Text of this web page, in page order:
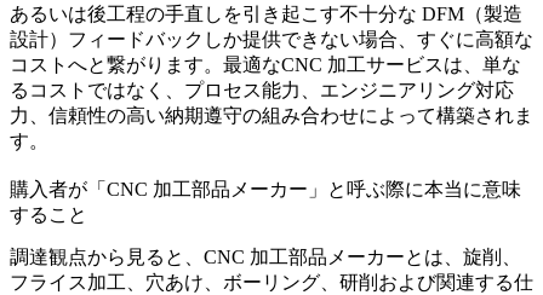
あるいは後工程の手直しを引き起こす不十分な DFM（製造
設計）フィードバックしか提供できない場合、すぐに高額な
コストへと繋がります。最適なCNC 加工サービスは、単な
るコストではなく、プロセス能力、エンジニアリング対応
力、信頼性の高い納期遵守の組み合わせによって構築されま
す。
購入者が「CNC 加工部品メーカー」と呼ぶ際に本当に意味
すること
調達観点から見ると、CNC 加工部品メーカーとは、旋削、
フライス加工、穴あけ、ボーリング、研削および関連する仕